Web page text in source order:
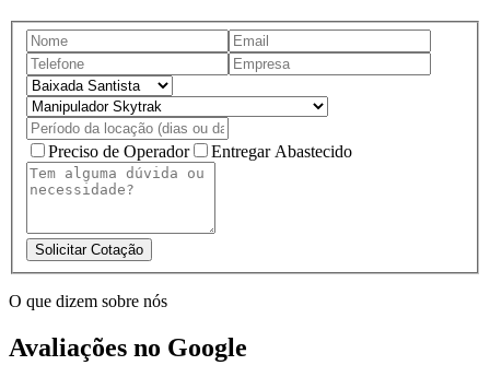
Preciso de Operador Entregar Abastecido
Solicitar Cotação
O que dizem sobre nós
Avaliações no Google